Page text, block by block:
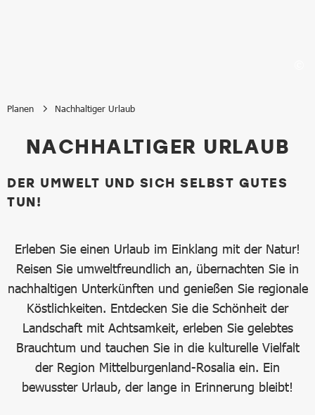
Planen Nachhaltiger Urlaub
Nachhaltiger Urlaub
NACHHALTIGER URLAUB
DER UMWELT UND SICH SELBST GUTES
TUN!
Erleben Sie einen Urlaub im Einklang mit der Natur!
Reisen Sie umweltfreundlich an, übernachten Sie in
nachhaltigen Unterkünften und genießen Sie regionale
Köstlichkeiten. Entdecken Sie die Schönheit der
Landschaft mit Achtsamkeit, erleben Sie gelebtes
Brauchtum und tauchen Sie in die kulturelle Vielfalt
der Region Mittelburgenland-Rosalia ein. Ein
bewusster Urlaub, der lange in Erinnerung bleibt!